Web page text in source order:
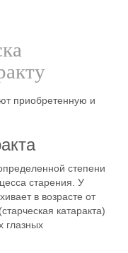
приобретенную и
степени
старения. У
в возрасте от
катаракта)
глазных